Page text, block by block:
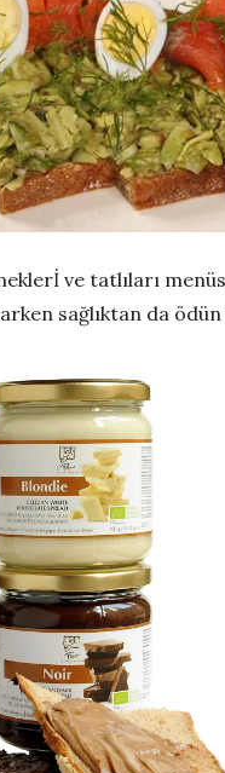
ve tatlıları
sağlıktan da